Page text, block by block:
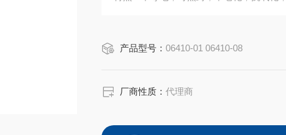
灭菌：高温高压灭菌。
产品型号：06410-01 06410-08
厂商性质：代理商